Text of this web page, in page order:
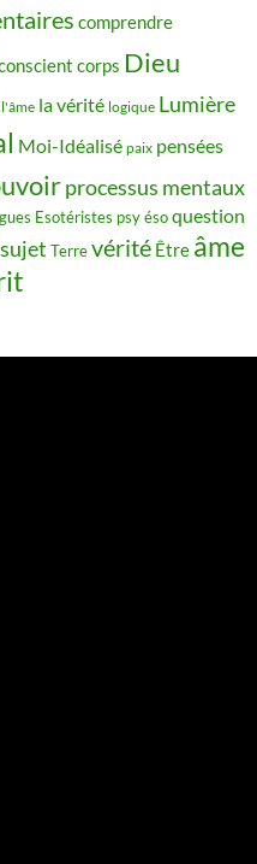
comprendre
corps Dieu
l'âme la vérité logique Lumière
Moi-Idéalisé paix pensées
processus mentaux
Esotéristes psy ésoquestion
sujet Terrevérité Être âme